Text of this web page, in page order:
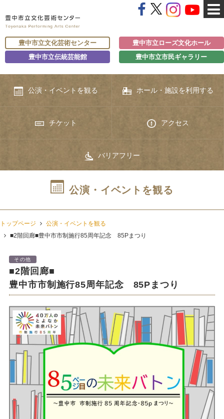
豊中市立文化芸術センター
豊中市立ローズ文化ホール
豊中市立伝統芸能館
豊中市立市民ギャラリー
公演・イベントを観る ホール・施設を利用する
チケット アクセス
バリアフリー
公演・イベントを観る
トップページ
公演・イベントを観る
■2階回廊■豊中市市制施行85周年記念 85Pまつり
その他
■2階回廊■
豊中市市制施行85周年記念 85Pまつり